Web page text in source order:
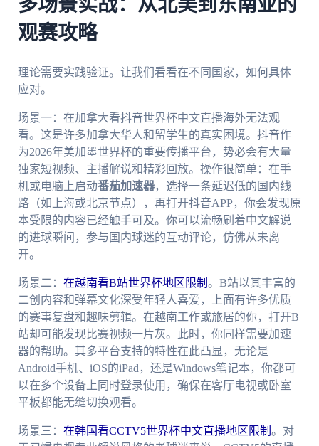
多场景实战：从北美到东南亚的
观赛攻略
理论需要实践验证。让我们看看在不同国家，如何具体
应对。
场景一：在加拿大看抖音世界杯中文直播海外无法观
看。这是许多加拿大华人和留学生的真实困境。抖音作
为2026年美加墨世界杯的重要传播平台，势必会有大量
独家短视频、主播解说和精彩回放。操作很简单：在手
机或电脑上启动番茄加速器，选择一条延迟低的国内线
路（如上海或北京节点），再打开抖音APP，你会发现原
本受限的内容已经触手可及。你可以流畅刷着中文解说
的进球瞬间，参与国内球迷的互动评论，仿佛从未离
开。
场景二： 在越南看B站世界杯地区限制 。B站以其丰富的
二创内容和弹幕文化深受年轻人喜爱，上面有许多优质
的赛事复盘和趣味剪辑。在越南工作或旅居的你，打开B
站却可能发现比赛视频一片灰。此时，你同样需要加速
器的帮助。其多平台支持的特性在此凸显，无论是
Android手机、iOS的iPad，还是Windows笔记本，你都可
以在多个设备上同时登录使用，确保在客厅电视或卧室
平板都能无缝切换观看。
场景三： 在韩国看CCTV5世界杯中文直播地区限制 。对